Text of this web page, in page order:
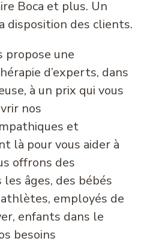
Boca et plus. Un
disposition des clients.
propose une
d’experts, dans
à un prix qui vous
nos
et
là pour vous aider à
offrons des
âges, des bébés
employés de
enfants dans le
besoins